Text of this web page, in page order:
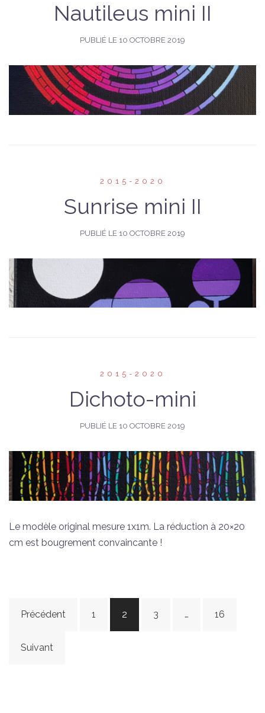
Nautileus mini II
PUBLIÉ LE 10 OCTOBRE 2019
2015-2020
Sunrise mini II
PUBLIÉ LE 10 OCTOBRE 2019
2015-2020
Dichoto-mini
PUBLIÉ LE 10 OCTOBRE 2019
Le modèle original mesure 1x1m. La réduction à 20×20
cm est bougrement convaincante !
Navigation
des
articles
Précédent 1 2 3 … 16
Suivant